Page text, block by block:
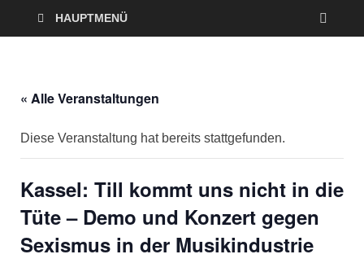
HAUPTMENÜ
« Alle Veranstaltungen
Diese Veranstaltung hat bereits stattgefunden.
Kassel: Till kommt uns nicht in die
Tüte – Demo und Konzert gegen
Sexismus in der Musikindustrie